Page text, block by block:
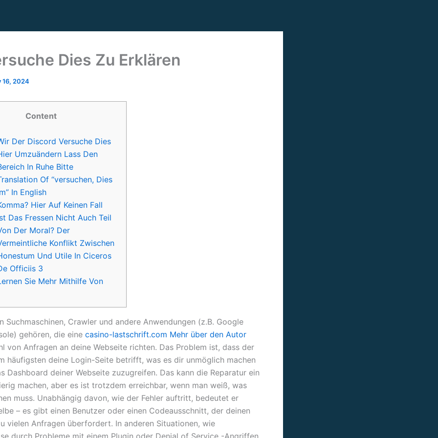
Dies Zu Erklären
16, 2024
Content
Der Discord Versuche Dies
Umzuändern Lass Den
In Ruhe Bitte
Of “versuchen, Dies
In English
Hier Auf Keinen Fall
Das Fressen Nicht Auch Teil
Der Moral? Der
Konflikt Zwischen
Und Utile In Ciceros
Officiis 3
Sie Mehr Mithilfe Von
Suchmaschinen, Crawler und andere Anwendungen (z.B. Google
gehören, die eine casino-lastschrift.com Mehr über den Autor
von Anfragen an deine Webseite richten. Das Problem ist, dass der
häufigsten deine Login-Seite betrifft, was es dir unmöglich machen
Dashboard deiner Webseite zuzugreifen. Das kann die Reparatur ein
machen, aber es ist trotzdem erreichbar, wenn man weiß, was
muss. Unabhängig davon, wie der Fehler auftritt, bedeutet er
– es gibt einen Benutzer oder einen Codeausschnitt, der deinen
vielen Anfragen überfordert. In anderen Situationen, wie
durch Probleme mit einem Plugin oder Denial of Service -Angriffen,